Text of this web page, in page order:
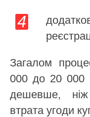
Загалом
000 до 20 000
дешевше,
втрата угоди